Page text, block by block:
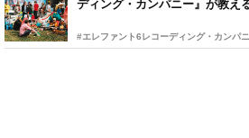
ディング・カンパニー』が教え
#エレファント6レコーディング・カンパ